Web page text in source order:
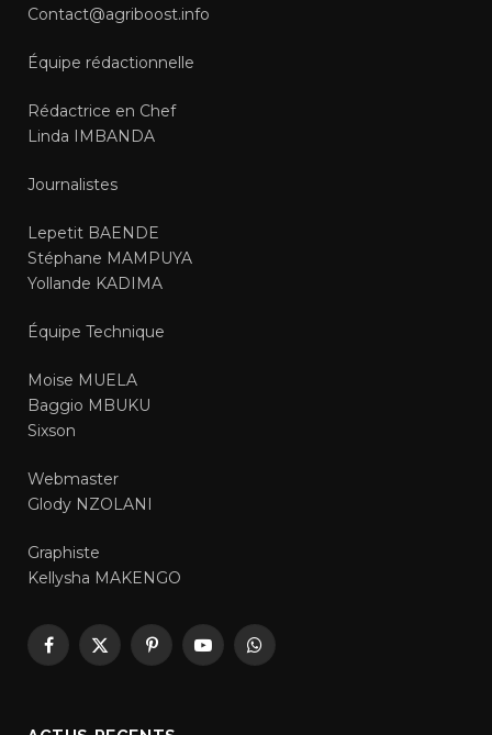
Contact@agriboost.info
Équipe rédactionnelle
Rédactrice en Chef
Linda IMBANDA
Journalistes
Lepetit BAENDE
Stéphane MAMPUYA
Yollande KADIMA
Équipe Technique
Moise MUELA
Baggio MBUKU
Sixson
Webmaster
Glody NZOLANI
Graphiste
Kellysha MAKENGO
Facebook
X
PinterestYouTubeWhatsApp